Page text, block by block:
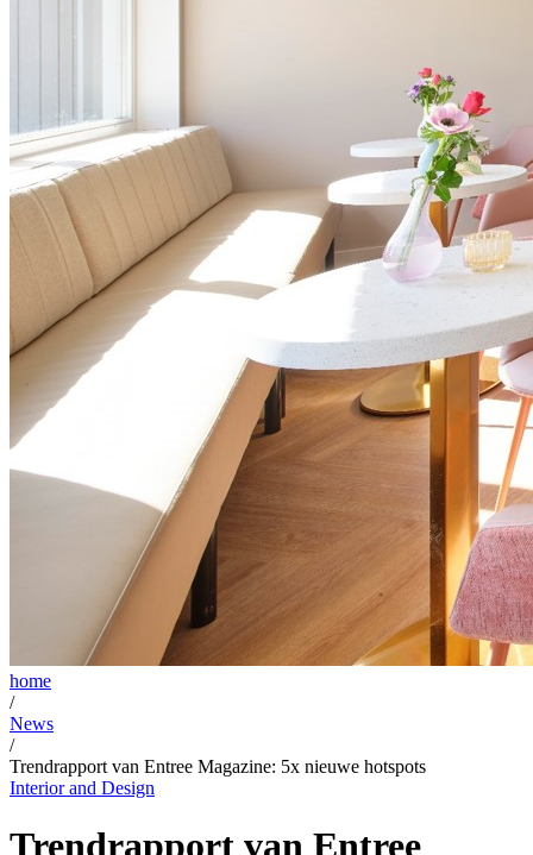
home
/
News
/
Trendrapport van Entree Magazine: 5x nieuwe hotspots
Interior and Design
Trendrapport van Entree